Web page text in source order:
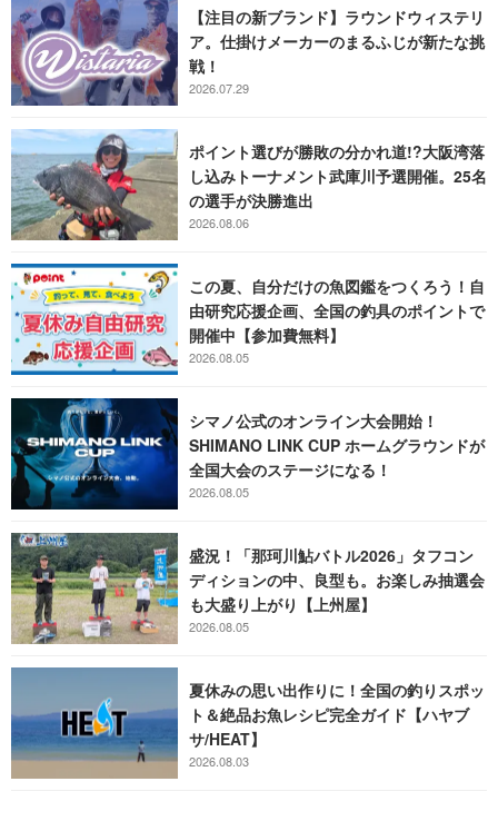
【注目の新ブランド】ラウンドウィステリ
ア。仕掛けメーカーのまるふじが新たな挑
戦！
2026.07.29
ポイント選びが勝敗の分かれ道!?大阪湾落
し込みトーナメント武庫川予選開催。25名
の選手が決勝進出
2026.08.06
この夏、自分だけの魚図鑑をつくろう！自
由研究応援企画、全国の釣具のポイントで
開催中【参加費無料】
2026.08.05
シマノ公式のオンライン大会開始！
SHIMANO LINK CUP ホームグラウンドが
全国大会のステージになる！
2026.08.05
盛況！「那珂川鮎バトル2026」タフコン
ディションの中、良型も。お楽しみ抽選会
も大盛り上がり【上州屋】
2026.08.05
夏休みの思い出作りに！全国の釣りスポッ
ト＆絶品お魚レシピ完全ガイド【ハヤブ
サ/HEAT】
2026.08.03